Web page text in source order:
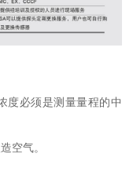
度必须是测量量程的中
空气。